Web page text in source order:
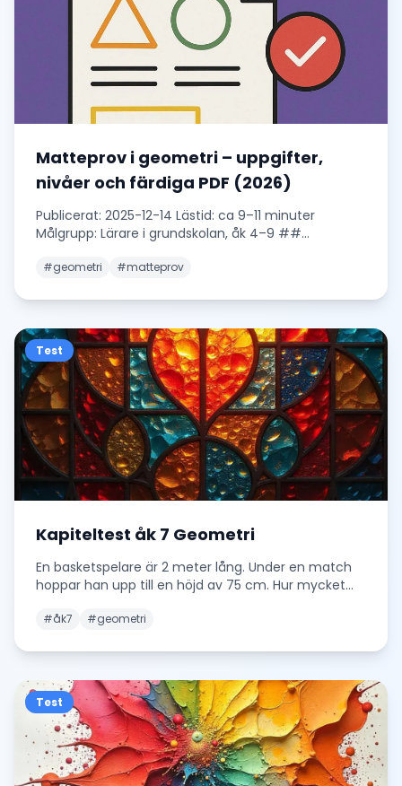
Matteprov i geometri – uppgifter,
nivåer och färdiga PDF (2026)
Publicerat: 2025-12-14 Lästid: ca 9–11 minuter
Målgrupp: Lärare i grundskolan, åk 4–9 ##
#geometri #matteprov
Test
Kapiteltest åk 7 Geometri
En basketspelare är 2 meter lång. Under en match
hoppar han upp till en höjd av 75 cm. Hur mycket
#åk7 #geometri
Test